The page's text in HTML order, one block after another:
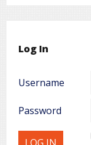
Log In
Username
Password